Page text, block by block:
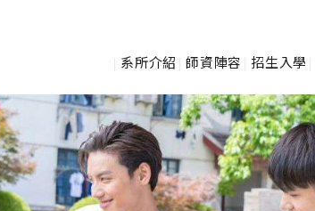
系所介紹 師資陣容 招生入學